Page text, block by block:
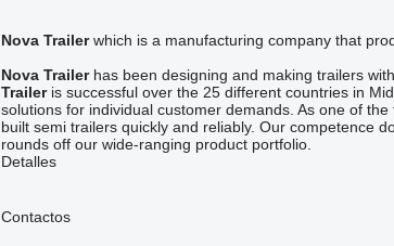
Nova Trailerwhich is a manufacturing company that
Nova Trailerhas been designing and making trailers
Traileris successful over the 25 different countries in
solutions for individual customer demands. As one of
built semi trailers quickly and reliably. Our competence
rounds off our wide-ranging product portfolio.
Detalles
Contactos